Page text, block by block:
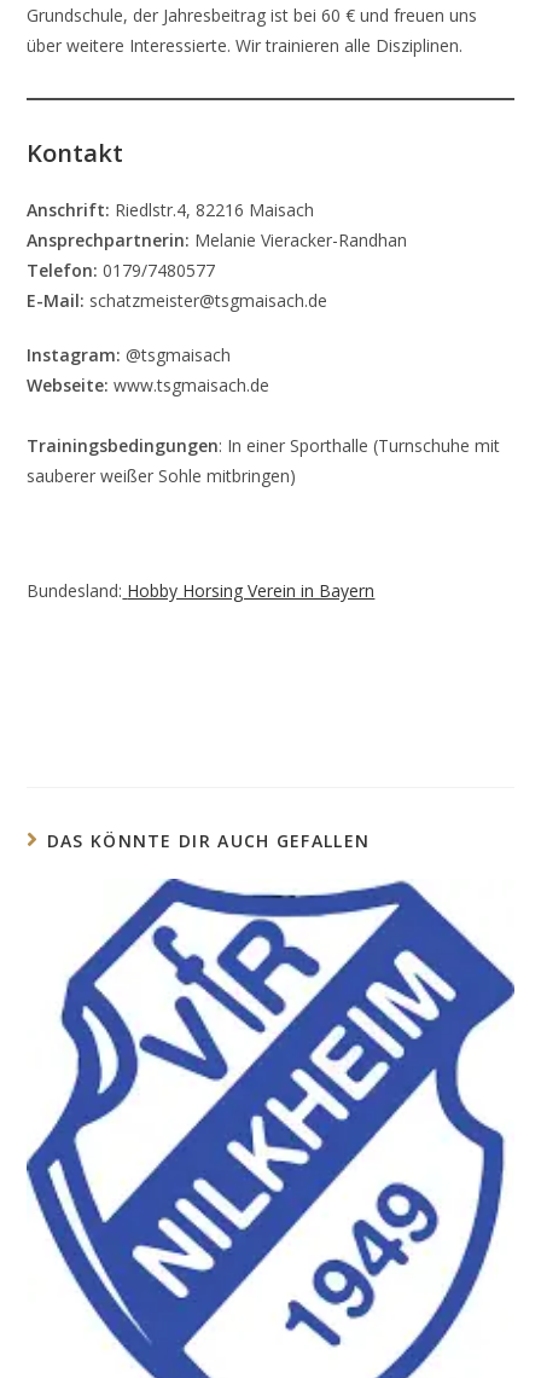
Grundschule, der Jahresbeitrag ist bei 60 € und freuen uns
über weitere Interessierte. Wir trainieren alle Disziplinen.
Kontakt
Anschrift: Riedlstr.4, 82216 Maisach
Ansprechpartnerin: Melanie Vieracker-Randhan
Telefon: 0179/7480577
E-Mail: schatzmeister@tsgmaisach.de
Instagram: @tsgmaisach
Webseite: www.tsgmaisach.de
Trainingsbedingungen: In einer Sporthalle (Turnschuhe mit
sauberer weißer Sohle mitbringen)
Bundesland: Hobby Horsing Verein in Bayern
DAS KÖNNTE DIR AUCH GEFALLEN